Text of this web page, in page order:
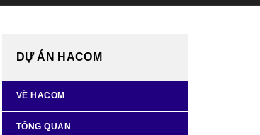
DỰ ÁN HACOM
VỀ HACOM
TỔNG QUAN